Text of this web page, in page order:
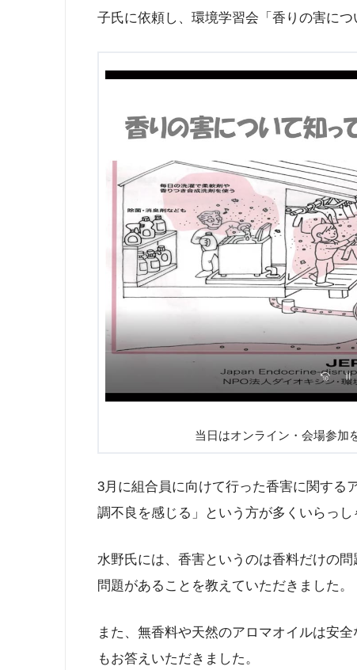
子氏に依頼し、環境学習会「香りの害に
当日はオンライン・会場参加
3月に組合員に向けて行った香害に関する
調不良を感じる」という方が多くいらっし
水野氏には、香害というのは香料だけの
問題があることを教えていただきました。
また、無香料や天然のアロマオイルは安
もお答えいただきました。